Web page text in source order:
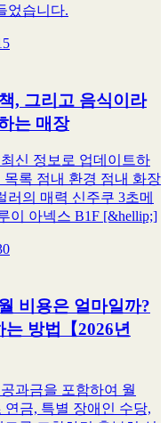
었습니다.
, 그리고 음식이라
는 매장
신 정보로 업데이트하
록 점내 환경 점내 화장
러의 매력 신주쿠 3초메
이 아넥스 B1F [&hellip;]
비용은 얼마일까?
방법【2026년
과금을 포함하여 월
연금, 특별 장애인 수당,